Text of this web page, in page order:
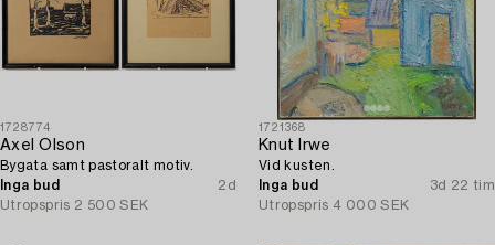
1728774
Axel Olson
Bygata samt pastoralt motiv.
Inga bud
2d
Utropspris 2 500 SEK
1721368
Knut Irwe
Vid kusten.
Inga bud
3d 22 tim
Utropspris 4 000 SEK